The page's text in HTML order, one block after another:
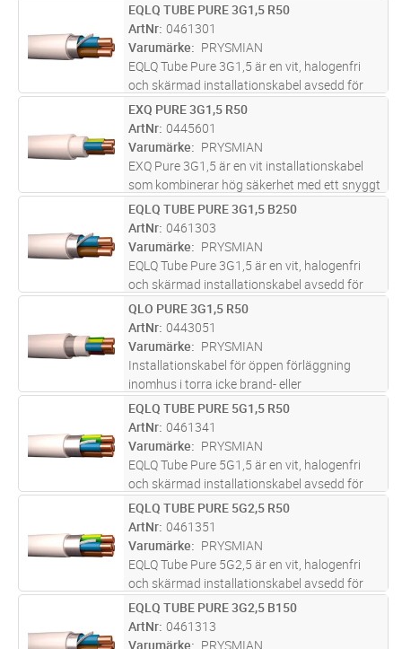
M Lägg i kundvagn
EQLQ TUBE PURE 3G1,5 R50
ArtNr 0461301
Varumärke
PRYSMIAN
EQLQ Tube Pure 3G1,5 är en vit, halogenfri
och skärmad installationskabel avsedd för
fast förläggning i både inom- och
utomhusmiljöer. Kabeln är uppbyggd med
entrådiga ledare, aluminiumband och
förte ...läs mer
M Lägg i kundvagn
EXQ PURE 3G1,5 R50
ArtNr 0445601
Varumärke
PRYSMIAN
EXQ Pure 3G1,5 är en vit installationskabel
som kombinerar hög säkerhet med ett snyggt
och professionellt installationsresultat. Den är
halogenfri och flamskyddad, vilket innebär att
rökutvecklingen...läs mer
M Lägg i kundvagn
EQLQ TUBE PURE 3G1,5 B250
ArtNr 0461303
Varumärke
PRYSMIAN
EQLQ Tube Pure 3G1,5 är en vit, halogenfri
och skärmad installationskabel avsedd för
fast förläggning i både inom- och
utomhusmiljöer. Kabeln är uppbyggd med
entrådiga ledare, aluminiumband och
förte...läs mer
M Lägg i kundvagn
QLO PURE 3G1,5 R50
ArtNr 0443051
Varumärke
PRYSMIAN
Installationskabel för öppen förläggning
inomhus i torra icke brand- eller
explosionsfarliga lokaler. Ledarisoleringen
skall skyddas mot direkt UV-ljus som kan
uppkomma exempelvis i
belysningsarmatur...läs mer
M Lägg i kundvagn
EQLQ TUBE PURE 5G1,5 R50
ArtNr 0461341
Varumärke
PRYSMIAN
EQLQ Tube Pure 5G1,5 är en vit, halogenfri
och skärmad installationskabel avsedd för
fast förläggning i både inom- och
utomhusmiljöer. Kabeln är uppbyggd med
entrådiga ledare, aluminiumband och
förte...läs mer
M Lägg i kundvagn
EQLQ TUBE PURE 5G2,5 R50
ArtNr 0461351
Varumärke
PRYSMIAN
EQLQ Tube Pure 5G2,5 är en vit, halogenfri
och skärmad installationskabel avsedd för
fast förläggning i både inom- och
utomhusmiljöer. Kabeln är uppbyggd med
entrådiga ledare, aluminiumband och
M Lägg i kundvagn
EQLQ TUBE PURE 3G2,5 B150
ArtNr 0461313
Varumärke
PRYSMIAN